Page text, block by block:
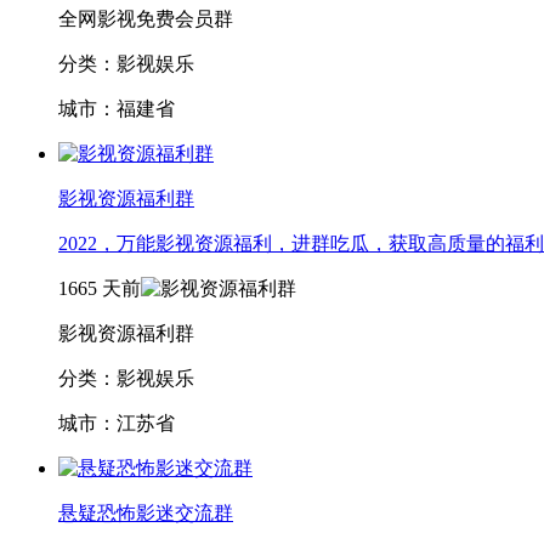
全网影视免费会员群
分类：影视娱乐
城市：福建省
影视资源福利群
2022，万能影视资源福利，进群吃瓜，获取高质量的福
1665 天前
影视资源福利群
分类：影视娱乐
城市：江苏省
悬疑恐怖影迷交流群